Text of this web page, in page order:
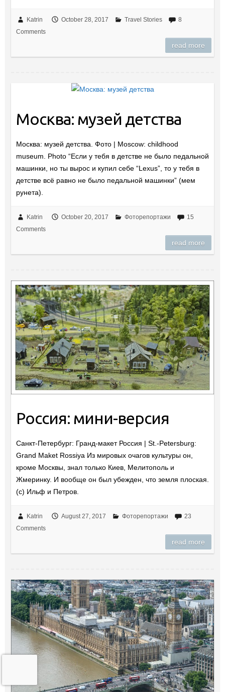
Katrin October 28, 2017 Travel Stories
8
Comments
read more
Москва: музей детства
Москва: музей детства. Фото | Moscow: childhood
museum. Photo “Если у тебя в детстве не было педальной
машинки, но ты вырос и купил себе “Lexus”, то у тебя в
детстве всё равно не было педальной машинки” (мем
рунета).
Katrin October 20, 2017 Фоторепортажи
15
Comments
read more
Россия: мини-версия
Санкт-Петербург: Гранд-макет Россия | St.-Petersburg:
Grand Maket Rossiya Из мировых очагов культуры он,
кроме Москвы, знал только Киев, Мелитополь и
Жмеринку. И вообще он был убежден, что земля плоская.
(c) Ильф и Петров.
Katrin August 27, 2017 Фоторепортажи
23
Comments
read more